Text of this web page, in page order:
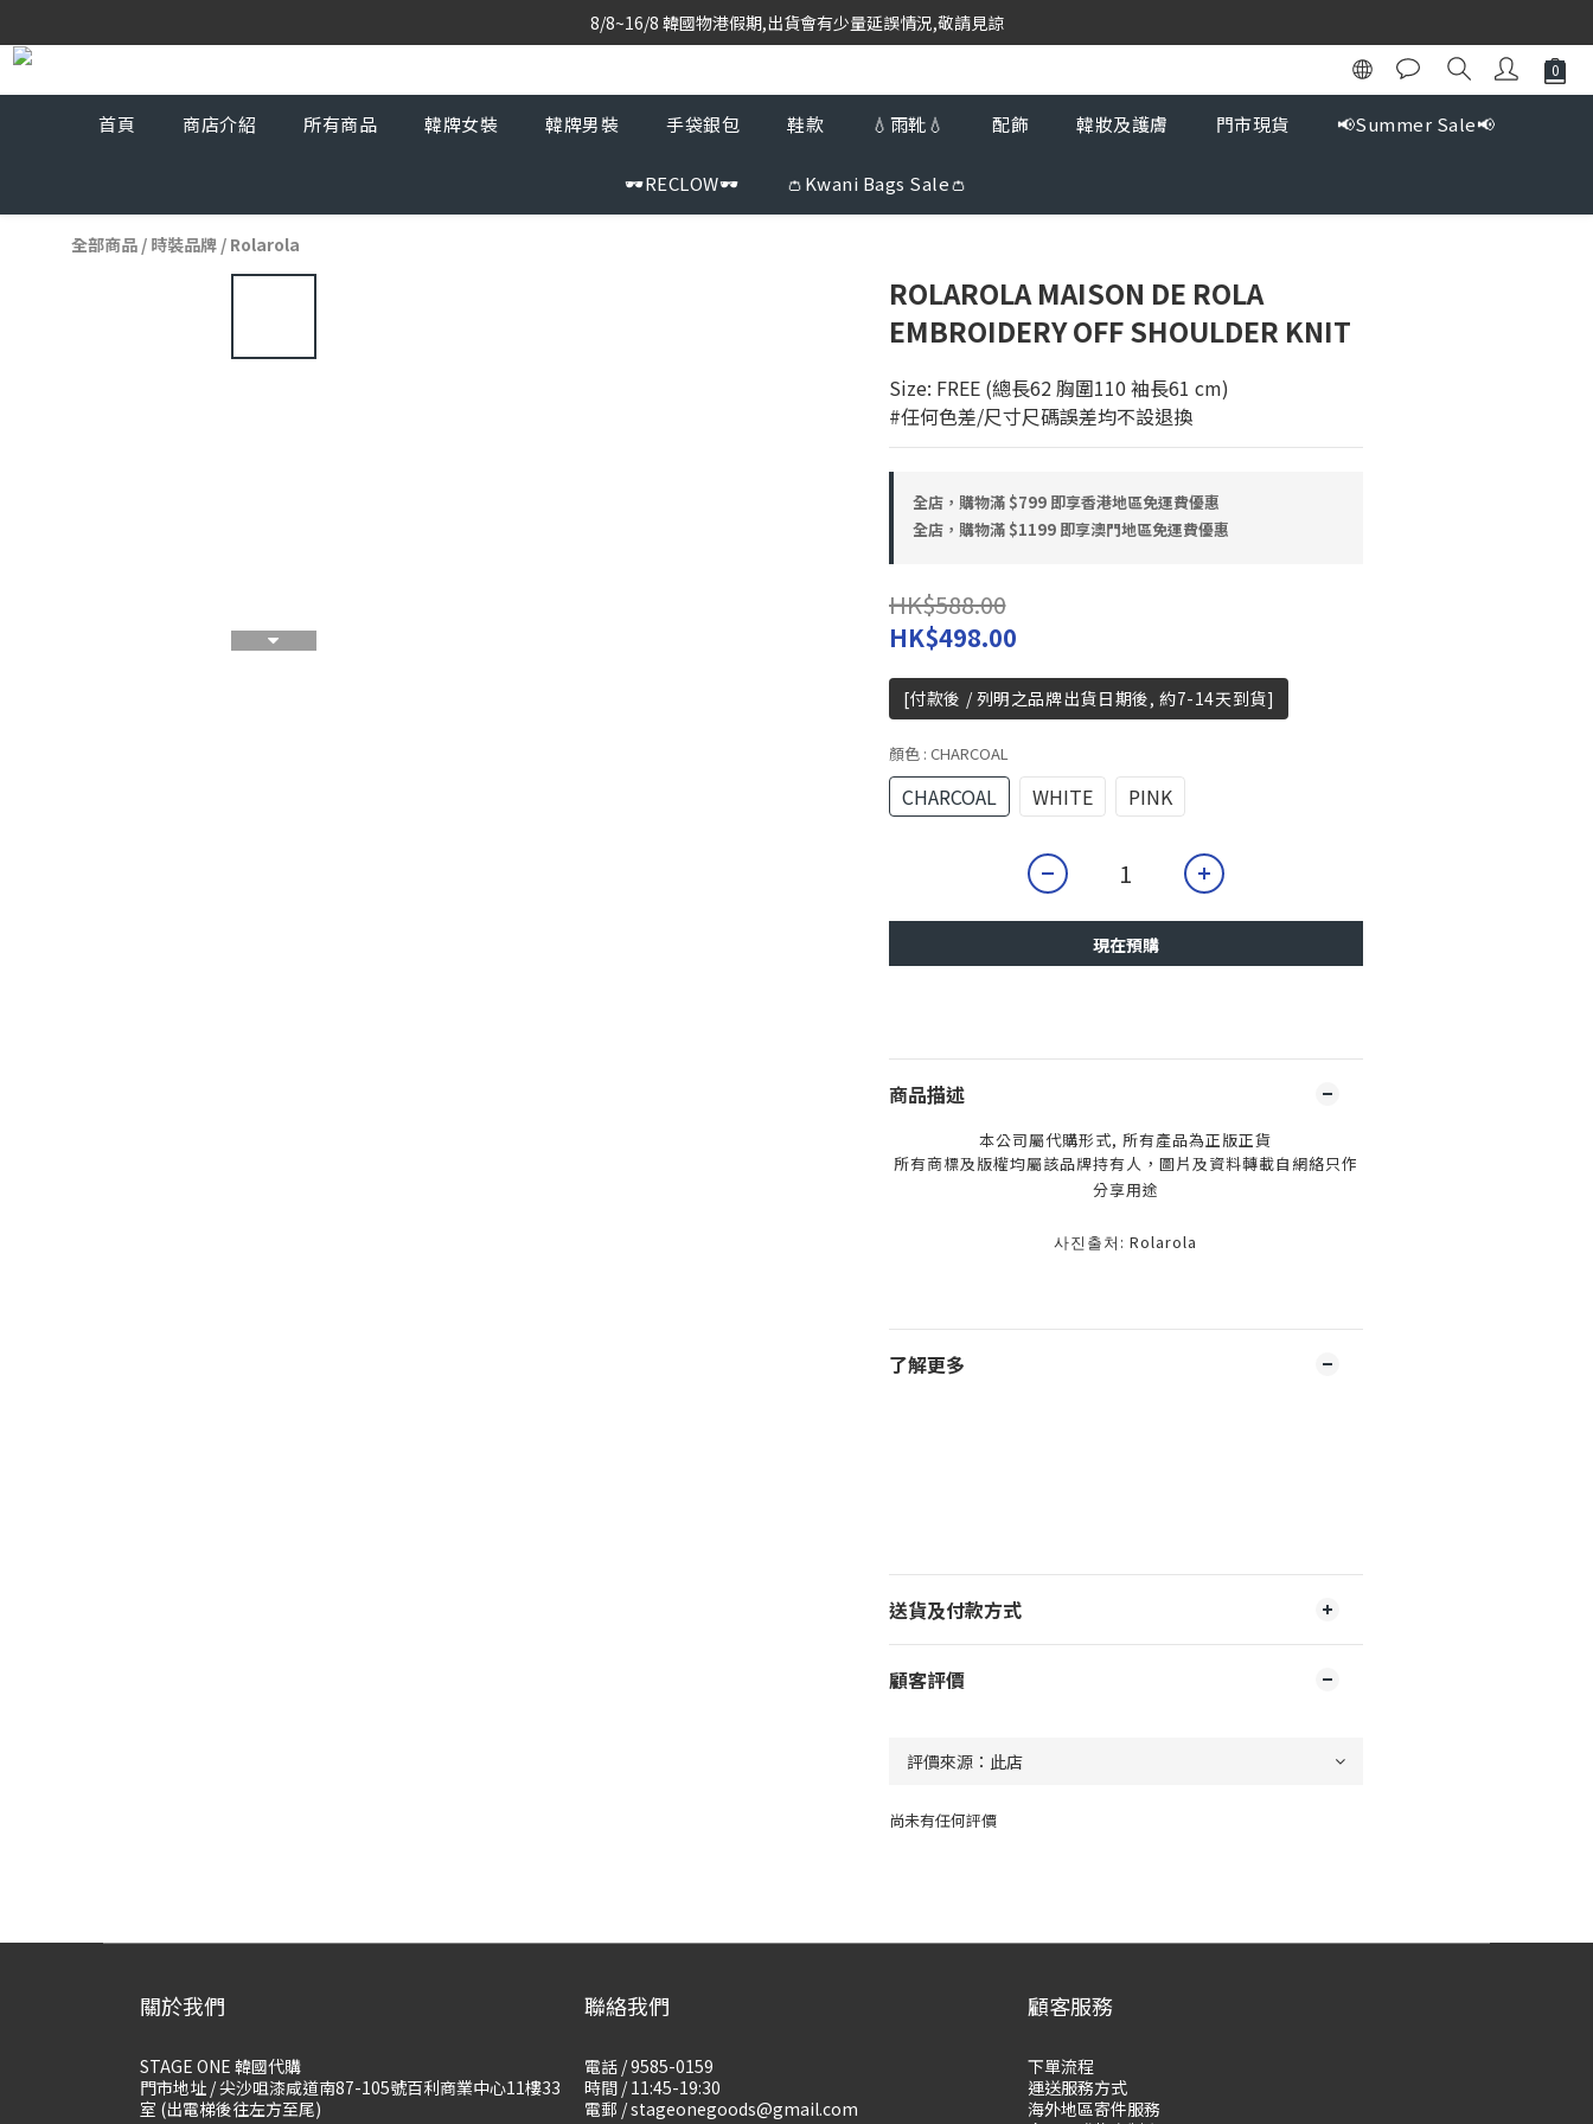
韓國當地代購團隊,每星期韓國直送香港
8/8~16/8 韓國物港假期,出貨會有少量延誤情況,敬請見諒
首頁 商店介紹 所有商品 韓牌女裝 韓牌男裝 手袋銀包 鞋款 💧雨靴💧 配飾 韓妝及護膚 門市現貨 📢Summer Sale📢
🕶️RECLOW🕶️ 👛Kwani Bags Sale👛
全部商品 / 時裝品牌 / Rolarola
ROLAROLA MAISON DE ROLA
EMBROIDERY OFF SHOULDER KNIT
Size: FREE (總長62 胸圍110 袖長61 cm)
#任何色差/尺寸尺碼誤差均不設退換
全店，購物滿 $799 即享香港地區免運費優惠
全店，購物滿 $1199 即享澳門地區免運費優惠
HK$588.00
HK$498.00
[付款後 / 列明之品牌出貨日期後, 約7-14天到貨]
顏色 : CHARCOAL
CHARCOAL WHITE PINK
現在預購
商品描述
本公司屬代購形式, 所有產品為正版正貨
所有商標及版權均屬該品牌持有人，圖片及資料轉載自網絡只作
分享用途
사진출처: Rolarola
了解更多
送貨及付款方式
顧客評價
尚未有任何評價
關於我們
STAGE ONE 韓國代購
門市地址 / 尖沙咀漆咸道南87-105號百利商業中心11樓33
室 (出電梯後往左方至尾)
聯絡我們
電話 / 9585-0159
時間 / 11:45-19:30
電郵 / stageonegoods@gmail.com
顧客服務
下單流程
運送服務方式
海外地區寄件服務